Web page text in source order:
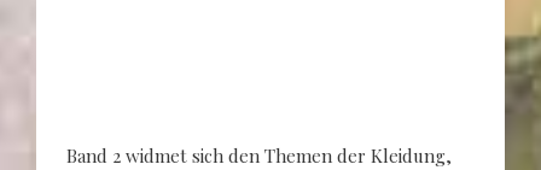
Band 2 widmet sich den Themen der Kleidung,